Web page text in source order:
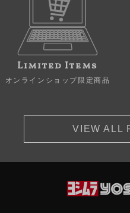
Limited Items
オンラインショップ限定商品
VIEW ALL